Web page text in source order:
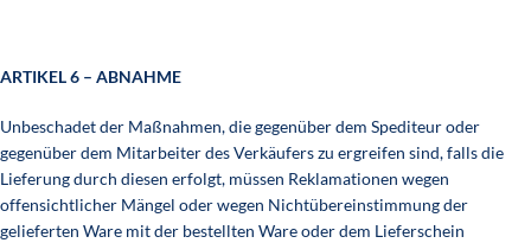
ARTIKEL 6 – ABNAHME
Unbeschadet der Maßnahmen, die gegenüber dem Spediteur oder
gegenüber dem Mitarbeiter des Verkäufers zu ergreifen sind, falls die
Lieferung durch diesen erfolgt, müssen Reklamationen wegen
offensichtlicher Mängel oder wegen Nichtübereinstimmung der
gelieferten Ware mit der bestellten Ware oder dem Lieferschein